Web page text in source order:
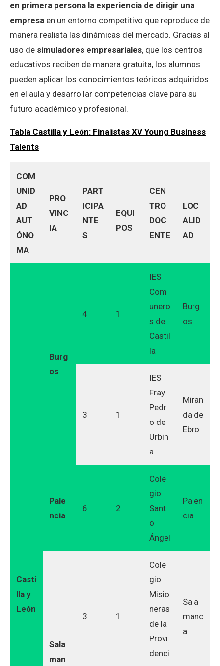
en primera persona la experiencia de dirigir una
empresa en un entorno competitivo que reproduce de
manera realista las dinámicas del mercado. Gracias al
uso de simuladores empresariales, que los centros
educativos reciben de manera gratuita, los alumnos
pueden aplicar los conocimientos teóricos adquiridos
en el aula y desarrollar competencias clave para su
futuro académico y profesional.
Tabla Castilla y León: Finalistas XV Young Business
Talents
COM
UNID
AD
AUT
ÓNO
MA
PRO
VINC
IA
PART
ICIPA
NTE
S
EQUI
POS
CEN
TRO
DOC
ENTE
LOC
ALID
AD
Casti
lla y
León
Burg
os
4 1
IES
Com
unero
s de
Castil
la
Burg
os
3 1
IES
Fray
Pedr
o de
Urbin
a
Miran
da de
Ebro
Pale
ncia
6 2
Cole
gio
Sant
o
Ángel
Palen
cia
Sala
man
3 1
Cole
gio
Misio
neras
de la
Provi
denci
Sala
manc
a